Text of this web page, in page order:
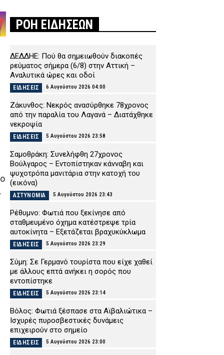
ΡΟΗ ΕΙΔΗΣΕΩΝ
ΔΕΔΔΗΕ: Πού θα σημειωθούν διακοπές
ρεύματος σήμερα (6/8) στην Αττική –
Αναλυτικά ώρες και οδοί
ΕΙΔΗΣΕΙΣ 6 Αυγούστου 2026 04:00
Ζάκυνθος: Νεκρός ανασύρθηκε 78χρονος
από την παραλία του Λαγανά – Διατάχθηκε
νεκροψία
ΕΙΔΗΣΕΙΣ 5 Αυγούστου 2026 23:58
Σαμοθράκη: Συνελήφθη 27χρονος
Βούλγαρος – Εντοπίστηκαν κάνναβη και
ψυχοτρόπα μανιτάρια στην κατοχή του
(εικόνα)
ΑΣΤΥΝΟΜΙΑ 5 Αυγούστου 2026 23:43
Ρέθυμνο: Φωτιά που ξεκίνησε από
σταθμευμένο όχημα κατέστρεψε τρία
αυτοκίνητα – Εξετάζεται βραχυκύκλωμα
ΕΙΔΗΣΕΙΣ 5 Αυγούστου 2026 23:29
Σύμη: Σε Γερμανό τουρίστα που είχε χαθεί
με άλλους επτά ανήκει η σορός που
εντοπίστηκε
ΕΙΔΗΣΕΙΣ 5 Αυγούστου 2026 23:14
Βόλος: Φωτιά ξέσπασε στα Αϊβαλιώτικα –
Ισχυρές πυροσβεστικές δυνάμεις
επιχειρούν στο σημείο
ΕΙΔΗΣΕΙΣ 5 Αυγούστου 2026 23:00